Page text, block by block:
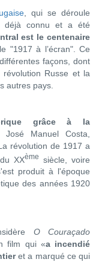
, qui se déroule
déjà connu et a été
est le centenaire
"1917 à l’écran". Ce
façons, dont
Russe et la
autres pays.
grâce à la
José Manuel Costa,
révolution de 1917 a
XXème
siècle, voire
produit à l'époque
des années 1920
O Couraçado
film qui «a incendié
et a marqué ce qui